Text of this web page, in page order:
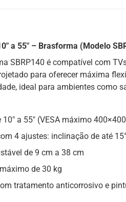
a 55″ – Brasforma (Modelo
SBRP140 é compatível com
para oferecer máxima
ideal para ambientes como
a 55″ (VESA máximo
4 ajustes: inclinação de até
de 9 cm a 38 cm
de 30 kg
tratamento anticorrosivo e